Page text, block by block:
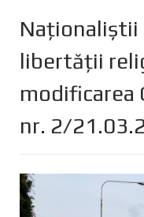
Naționaliștii
libertății
modificarea
nr. 2/